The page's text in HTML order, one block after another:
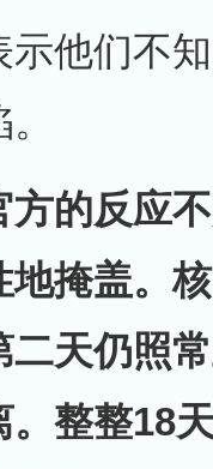
示他们不
方的反应
掩盖。
二天仍照
。整整18